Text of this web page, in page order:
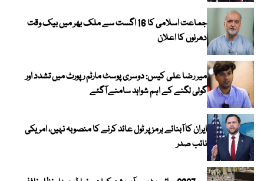
جماعت اسلامی کا 16 اگست سے ملک بھر میں بیک وقت
دھرنوں کا اعلان
میر رضا علی کیس: دوسری پوسٹ مارٹم رپورٹ میں تشدد اور
گولی لگنے کے اہم شواہد سامنے آگئے
ایران کا آبنائے ہرمز پر ٹول عائد کرنے کا منصوبہ نہیں، امریکی
نائب صدر